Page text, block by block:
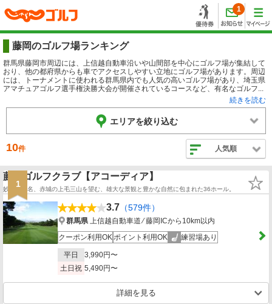
1
藤岡のゴルフ場ランキング
群馬県藤岡市周辺には、上信越自動車沿いや山間部を中心にゴルフ場が集結して
おり、他の都府県からも車でアクセスしやすい立地にゴルフ場があります。周辺
には、トーナメントに使われる群馬県内でも人気の高いゴルフ場があり、埼玉県
アマチュアゴルフ選手権決勝大会が開催されているコースなど、有名なゴルフ...
続きを読む
エリアを絞り込む
10件 人気順
1
藤岡ゴルフクラブ【アコーディア】
妙義、榛名、赤城の上毛三山を望む、雄大な景観と豊かな自然に包まれた36ホール。
3.7 （579件）
群馬県上信越自動車道 ⁄ 藤岡ICから10km以内
クーポン利用OKポイント利用OK 練習場あり
平日
3,990円〜
土日祝 5,490円〜
詳細を見る